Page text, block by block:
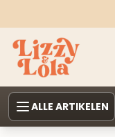
ALLE ARTIKELEN